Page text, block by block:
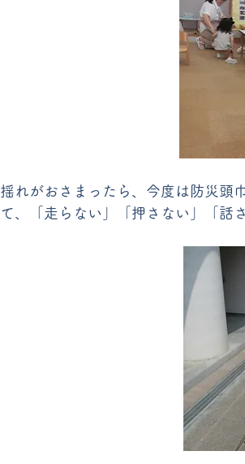
揺れがおさまったら、今度は防災頭
て、「走らない」「押さない」「話